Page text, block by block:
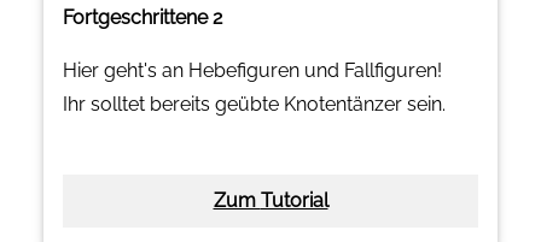
Fortgeschrittene 2
Hier geht's an Hebefiguren und Fallfiguren!
Ihr solltet bereits geübte Knotentänzer sein.
Zum Tutorial